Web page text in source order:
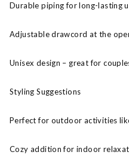
Durable piping for long-lasting
Adjustable drawcord at the
Unisex design – great for
Styling Suggestions
Perfect for outdoor activities
Cozy addition for indoor